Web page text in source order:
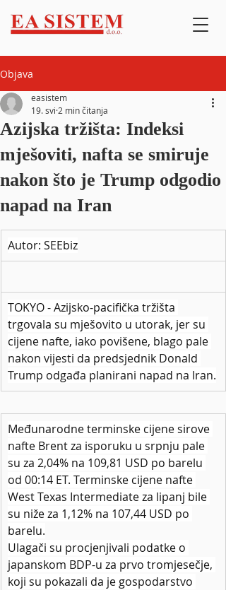
Objava
Azijska tržišta: Indeksi
mješoviti, nafta se smiruje
nakon što je Trump odgodio
napad na Iran
easistem
19. svi 2 min čitanja
Autor: SEEbiz
TOKYO - Azijsko-pacifička tržišta
trgovala su mješovito u utorak, jer su
cijene nafte, iako povišene, blago pale
nakon vijesti da predsjednik Donald
Trump odgađa planirani napad na Iran.
Međunarodne terminske cijene sirove
nafte Brent za isporuku u srpnju pale
su za 2,04% na 109,81 USD po barelu
od 00:14 ET. Terminske cijene nafte
West Texas Intermediate za lipanj bile
su niže za 1,12% na 107,44 USD po
barelu.
Ulagači su procjenjivali podatke o
japanskom BDP-u za prvo tromjesečje,
koji su pokazali da je gospodarstvo